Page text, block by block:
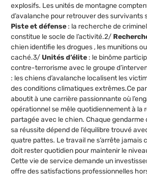
explosifs. Les unités de montagne
d’avalanche pour retrouver des survivants
Piste et défense : la recherche de
constitue le socle de l’activité.2/
chien identifie les drogues , les munitions
caché.3/ Unités d’élite : le binôme
contre-terrorisme avec le groupe
: les chiens d’avalanche localisent les
des conditions climatiques extrêmes.Ce
aboutit à une carrière passionnante où
opérationnel se mêle quotidiennement à la
partagée avec le chien. Chaque gendarme
sa réussite dépend de l’équilibre trouvé
quatre pattes. Le travail ne s’arrête jamais
doit rester quotidien pour maintenir le
Cette vie de service demande un
offre des satisfactions professionnelles